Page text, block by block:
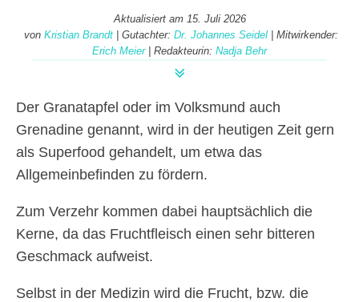
Aktualisiert am 15. Juli 2026
von Kristian Brandt | Gutachter: Dr. Johannes Seidel | Mitwirkender:
Erich Meier| Redakteurin: Nadja Behr
Der Granatapfel oder im Volksmund auch
Grenadine genannt, wird in der heutigen Zeit gern
als Superfood gehandelt, um etwa das
Allgemeinbefinden zu fördern.
Zum Verzehr kommen dabei hauptsächlich die
Kerne, da das Fruchtfleisch einen sehr bitteren
Geschmack aufweist.
Selbst in der Medizin wird die Frucht, bzw. die